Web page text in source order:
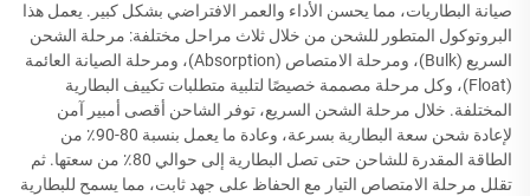
صيانة البطاريات، مما يحسن الأداء والعمر الافتراضي بشكل كبير. يعمل هذا
البروتوكول المتطور للشحن من خلال ثلاث مراحل مختلفة: مرحلة الشحن
السريع (Bulk)، ومرحلة الامتصاص (Absorption)، ومرحلة الصيانة العائمة
(Float)، وكل مرحلة مصممة خصيصًا لتلبية متطلبات تكييف البطارية
المختلفة. خلال مرحلة الشحن السريع، توفر الشاحن أقصى أمبير آمن
لإعادة شحن سعة البطارية بسرعة، وعادة ما يعمل بنسبة 80-90٪ من
الطاقة المقدرة للشاحن حتى تصل البطارية إلى حوالي 80٪ من سعتها. ثم
تقلل مرحلة الامتصاص التيار مع الحفاظ على جهد ثابت، مما يسمح للبطارية